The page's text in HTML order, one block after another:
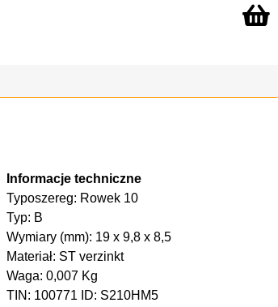
Informacje techniczne
Typoszereg: Rowek 10
Typ: B
Wymiary (mm): 19 x 9,8 x 8,5
Materiał: ST verzinkt
Waga: 0,007 Kg
TIN: 100771 ID: S210HM5